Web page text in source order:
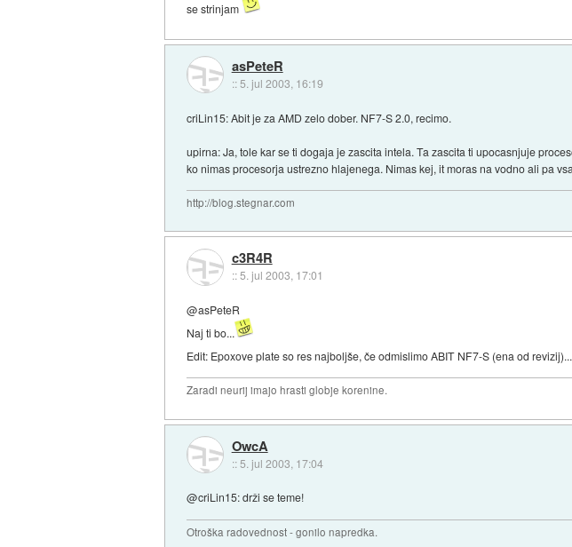
se strinjam
asPeteR
:: 5. jul 2003, 16:19
criLin15: Abit je za AMD zelo dober. NF7-S 2.0, recimo.
upirna: Ja, tole kar se ti dogaja je zascita intela. Ta zascita ti upocasnjuje
ko nimas procesorja ustrezno hlajenega. Nimas kej, it moras na vodno ali pa
http://blog.stegnar.com
c3R4R
::5. jul 2003, 17:01
@asPeteR
Naj ti bo...
Edit: Epoxove plate so res najboljše, če odmislimo ABIT NF7-S (ena od revizij)...
Zaradi neurij imajo hrasti globje korenine.
OwcA
:: 5. jul 2003, 17:04
@criLin15: drži se teme!
Otroška radovednost - gonilo napredka.